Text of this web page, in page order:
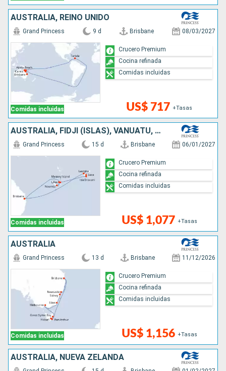
AUSTRALIA, REINO UNIDO
Comidas incluidas
Grand Princess 9 d Brisbane 08/03/2027
US$ 717 +Tasas
Crucero Premium
Cocina refinada
Comidas incluidas
AUSTRALIA, FIDJI (ISLAS), VANUATU, NUEVA CALEDONIA
Comidas incluidas
Grand Princess 15 d Brisbane 06/01/2027
US$ 1,077 +Tasas
Crucero Premium
Cocina refinada
Comidas incluidas
AUSTRALIA
Comidas incluidas
Grand Princess 13 d Brisbane 11/12/2026
US$ 1,156 +Tasas
Crucero Premium
Cocina refinada
Comidas incluidas
AUSTRALIA, NUEVA ZELANDA